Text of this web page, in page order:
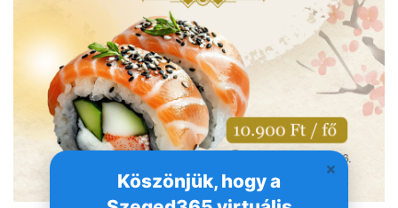
Köszönjük, hogy a